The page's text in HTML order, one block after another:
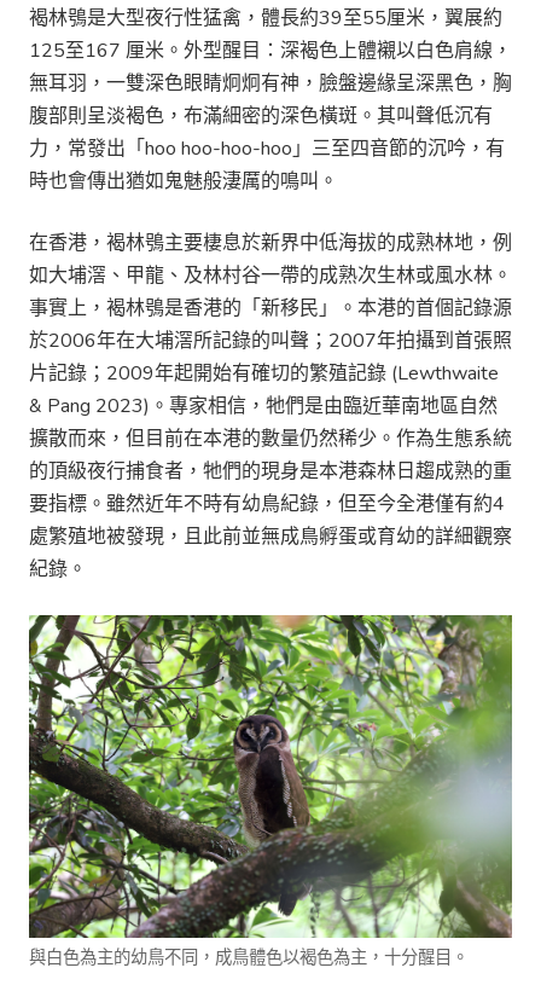
褐林鴞是大型夜行性猛禽，體長約39至55厘米，翼展約
125至167 厘米。外型醒目：深褐色上體襯以白色肩線，
無耳羽，一雙深色眼睛炯炯有神，臉盤邊緣呈深黑色，胸
腹部則呈淡褐色，布滿細密的深色橫斑。其叫聲低沉有
力，常發出「hoo hoo-hoo-hoo」三至四音節的沉吟，有
時也會傳出猶如鬼魅般淒厲的鳴叫。
在香港，褐林鴞主要棲息於新界中低海拔的成熟林地，例
如大埔滘、甲龍、及林村谷一帶的成熟次生林或風水林。
事實上，褐林鴞是香港的「新移民」。本港的首個記錄源
於2006年在大埔滘所記錄的叫聲；2007年拍攝到首張照
片記錄；2009年起開始有確切的繁殖記錄 (Lewthwaite
& Pang 2023)。專家相信，牠們是由臨近華南地區自然
擴散而來，但目前在本港的數量仍然稀少。作為生態系統
的頂級夜行捕食者，牠們的現身是本港森林日趨成熟的重
要指標。雖然近年不時有幼鳥紀錄，但至今全港僅有約4
處繁殖地被發現，且此前並無成鳥孵蛋或育幼的詳細觀察
紀錄。
與白色為主的幼鳥不同，成鳥體色以褐色為主，十分醒目。